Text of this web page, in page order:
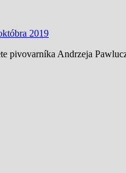
2019
pivovarníka Andrzeja